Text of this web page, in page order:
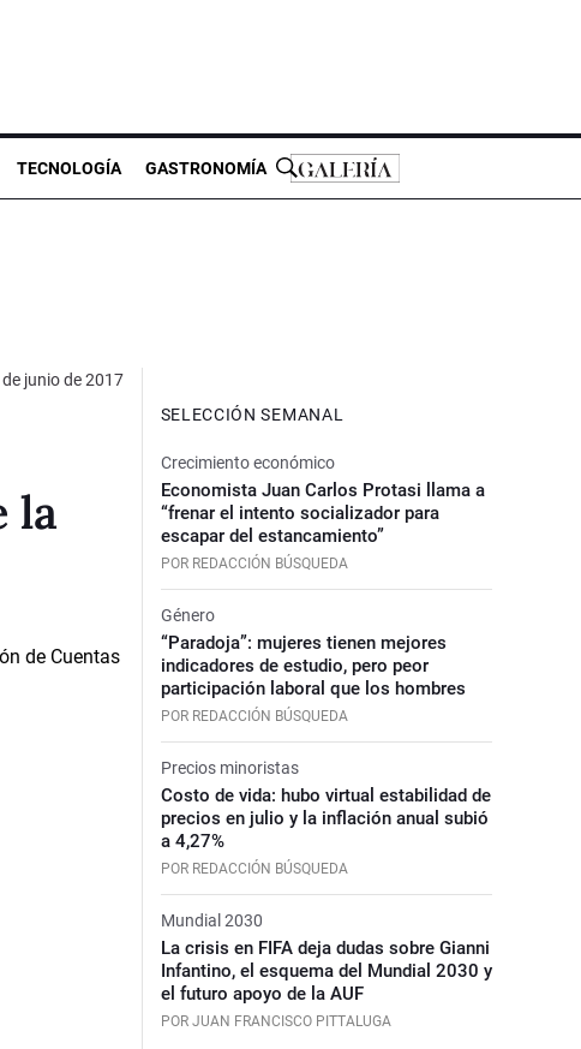
TECNOLOGÍA GASTRONOMÍA
de junio de 2017
la
SELECCIÓN SEMANAL
Crecimiento económico
Economista Juan Carlos Protasi llama a
“frenar el intento socializador para
escapar del estancamiento”
POR REDACCIÓN BÚSQUEDA
Género
“Paradoja”: mujeres tienen mejores
indicadores de estudio, pero peor
participación laboral que los hombres
POR REDACCIÓN BÚSQUEDA
Precios minoristas
Costo de vida: hubo virtual estabilidad de
precios en julio y la inflación anual subió
a 4,27%
POR REDACCIÓN BÚSQUEDA
Mundial 2030
La crisis en FIFA deja dudas sobre Gianni
Infantino, el esquema del Mundial 2030 y
el futuro apoyo de la AUF
POR JUAN FRANCISCO PITTALUGA